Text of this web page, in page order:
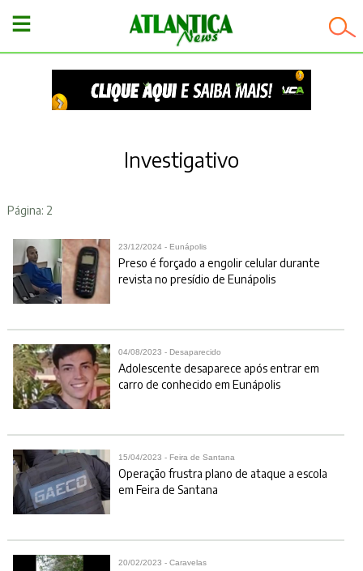
−
Investigativo
Página: 2
23/12/2024 - Eunápolis
Preso é forçado a engolir celular durante
revista no presídio de Eunápolis
04/08/2023 - Desaparecido
Adolescente desaparece após entrar em
carro de conhecido em Eunápolis
15/04/2023 - Feira de Santana
Operação frustra plano de ataque a escola
em Feira de Santana
20/02/2023 - Caravelas